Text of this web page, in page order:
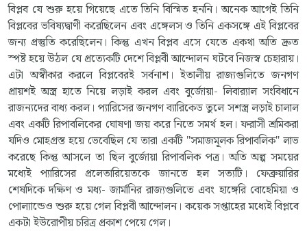
বিপ্লব যে শুরু হয়ে গিয়েছে এতে তিনি বিস্মিত হননি। অনেক আগেই তিনি
বিপ্লবের ভবিষ্যদ্বাণী করেছিলেন এবং এঙ্গেলস ও তিনি একসঙ্গে এই বিপ্লবের
জন্য প্রস্তুতি করেছিলেন। কিন্তু এখন বিপ্লব এসে যেতে একথা অতি দ্রুত
স্পষ্ট হয়ে উঠল যে প্রত্যেকটি দেশে বিপ্লবী আন্দোলন ঘটবে নিজস্ব চেহারায়।
এটা অস্বীকার করলে বিপ্লবেরই সর্বনাশ। ইতালীয় রাজ্যগুলিতে জনগণ
প্রায়শই অস্ত্র হাতে নিয়ে লড়াই করল এবং বুর্জোয়া- লিবার‍্যাল সংবিধানে
রাজন্যদের বাধ্য করল। প্যারিসের জনগণ ব্যারিকেড তুলে সশস্ত্র লড়াই চালাল
এবং একটি রিপাবলিকের ঘোষণা জয় করে নিতে সমর্থ হল। ফরাসী শ্রমিকরা
যদিও মোহগ্রস্ত হয়ে ভেবেছিল যে তারা একটি "সমাজমূলক রিপাবলিক" লাভ
করেছে কিন্তু আসলে তা ছিল বুর্জোয়া রিপাবলিক পত্র। অতি অল্প সময়ের
মধ্যেই প্যারিসের প্রলেতারিয়েতকে জানতে হল সত্যটি। ফেব্রুয়ারির
শেষদিকে দক্ষিণ ও মধ্য- জার্মানির রাজ্যগুলিতে এবং হাঙ্গেরি বোহেমিয়া ও
পোল্যান্ডেও শুরু হয়ে গেল বিপ্লবী আন্দোলন। কয়েক সপ্তাহের মধ্যেই বিপ্লবে
একটা ইউরোপীয় চরিত্র প্রকাশ পেয়ে গেল।